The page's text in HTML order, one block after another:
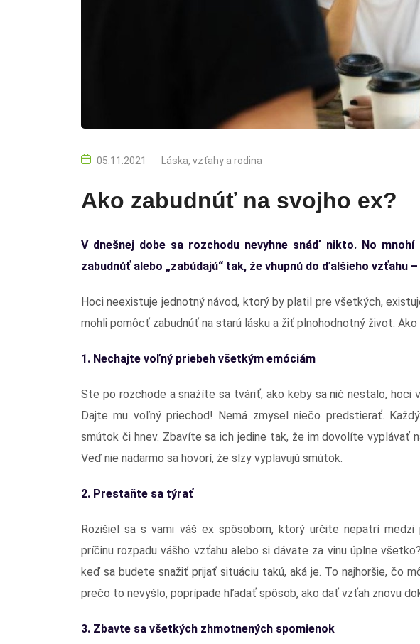
05.11.2021 Láska, vzťahy a rodina
Ako zabudnúť na svojho ex?
V dnešnej dobe sa rozchodu nevyhne snáď nikto. No
zabudnúť alebo „zabúdajú“ tak, že vhupnú do ďalšieho vzťahu
Hoci neexistuje jednotný návod, ktorý by platil pre všetkých,
mohli pomôcť zabudnúť na starú lásku a žiť plnohodnotný život. Ako
1. Nechajte voľný priebeh všetkým emóciám
Ste po rozchode a snažíte sa tváriť, ako keby sa nič nestalo, hoci
Dajte mu voľný priechod! Nemá zmysel niečo predstierať.
smútok či hnev. Zbavíte sa ich jedine tak, že im dovolíte vyplávať
Veď nie nadarmo sa hovorí, že slzy vyplavujú smútok.
2. Prestaňte sa týrať
Rozišiel sa s vami váš ex spôsobom, ktorý určite nepatrí
príčinu rozpadu vášho vzťahu alebo si dávate za vinu úplne
keď sa budete snažiť prijať situáciu takú, aká je. To najhoršie, čo
prečo to nevyšlo, poprípade hľadať spôsob, ako dať vzťah znovu
3. Zbavte sa všetkých zhmotnených spomienok